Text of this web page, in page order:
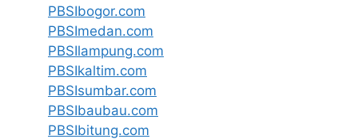
PBSIbogor.com
PBSImedan.com
PBSIlampung.com
PBSIkaltim.com
PBSIsumbar.com
PBSIbaubau.com
PBSIbitung.com